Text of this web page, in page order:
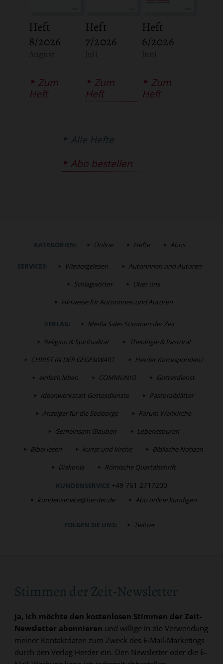
Heft
8/2026
Zum
Heft
Heft
7/2026
Zum
Heft
Heft
6/2026
Zum
Heft
Alle Hefte
Abo bestellen
KATEGORIEN: Online Hefte Abos
SERVICES: Wiedergelesen
Autorinnen und Autoren
Schlagwörter
Über uns
Hinweise für Autorinnen und Autoren
VERLAG:
Media Sales Stimmen der Zeit
Religion & Spiritualität
Theologie & Pastoral
CHRIST IN DER GEGENWART
Herder Korrespondenz
einfach leben
COMMUNIO
Gottesdienst
Ideenwerkstatt Gottesdienste
Pastoralblätter
Anzeiger für die Seelsorge
Forum Weltkirche
Gemeinsam Glauben
Lebensspuren
Bibel lesen
kunst und kirche
Biblische Notizen
Diakonia
Römische Quartalschrift
KUNDENSERVICE +49 761 2717200
kundenservice@herder.de Abo online kündigen
FOLGEN SIE UNS: Twitter
Stimmen der Zeit-Newsletter
Ja, ich möchte den kostenlosen Stimmen der Zeit-
Newsletter abonnieren und willige in die Verwendung
meiner Kontaktdaten zum Zweck des E-Mail-Marketings
durch den Verlag Herder ein. Den Newsletter oder die E-